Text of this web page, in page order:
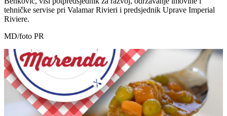
tehničke servise pri Valamar Rivieri i predsjednik Uprave Imperial
Riviere.
MD/foto PR